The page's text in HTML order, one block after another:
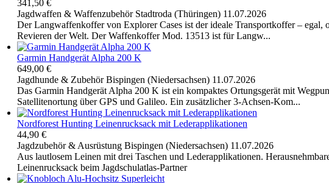
341,50 €
Jagdwaffen & Waffenzubehör Stadtroda (Thüringen) 11.07.2026
Der Langwaffenkoffer von Explorer Cases ist der ideale Transportkoffer –
Revieren der Welt. Der Waffenkoffer Mod. 13513 ist für Langw...
Garmin Handgerät Alpha 200 K
649,00 €
Jagdhunde & Zubehör Bispingen (Niedersachsen) 11.07.2026
Das Garmin Handgerät Alpha 200 K ist ein kompaktes Ortungsgerät mit
Satellitenortung über GPS und Galileo. Ein zusätzlicher 3-Achsen-Kom...
Nordforest Hunting Leinenrucksack mit Lederapplikationen
44,90 €
Jagdzubehör & Ausrüstung Bispingen (Niedersachsen) 11.07.2026
Aus lautlosem Leinen mit drei Taschen und Lederapplikationen.
Leinenrucksack beim Jagdschulatlas-Partner